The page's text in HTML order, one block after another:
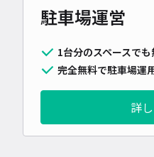
駐車場運営
1台分のスペースで
完全無料で駐車場運
詳